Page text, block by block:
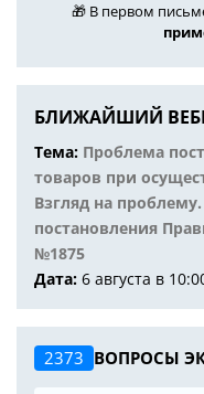
🎁 В первом
БЛИЖАЙШИЙ
Тема: Проблема
товаров при
Взгляд на
постановления
№1875
Дата: 6 августа в
2373 ВОПРОСЫ